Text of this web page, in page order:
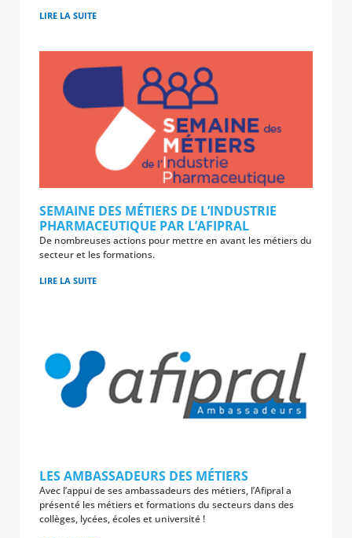
LIRE LA SUITE
SEMAINE DES MÉTIERS DE L’INDUSTRIE
PHARMACEUTIQUE PAR L’AFIPRAL
De nombreuses actions pour mettre en avant les métiers du
secteur et les formations.
LIRE LA SUITE
LES AMBASSADEURS DES MÉTIERS
Avec l’appui de ses ambassadeurs des métiers, l’Afipral a
présenté les métiers et formations du secteurs dans des
collèges, lycées, écoles et université !